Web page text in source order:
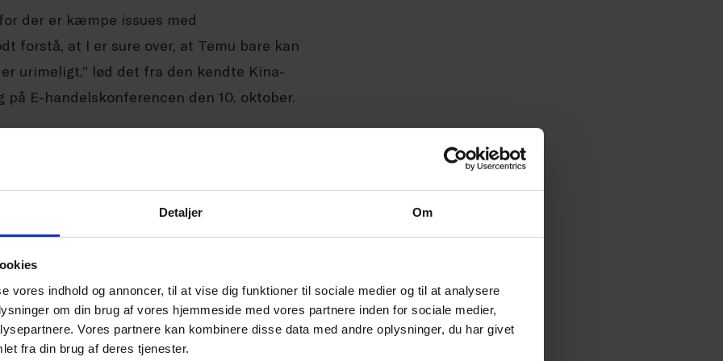
Detaljer Om
vores indhold og annoncer, til at vise dig funktioner til sociale medier og til at analysere
om din brug af vores hjemmeside med vores partnere inden for sociale medier,
Vores partnere kan kombinere disse data med andre oplysninger, du har givet
fra din brug af deres tjenester.
der er kæmpe issues med
forstå, at I er sure over, at Temu bare kan
urimeligt,” lød det fra den kendte Kina-
E-handelskonferencen den 10. oktober.
bliver nødt til også at lære af Temu og
marked med 1,2 milliarder mennesker
vestlige virksomheder, til at være
og introducerer nye løsninger. Hvis
og andre vestlige virksomheder vil udvikle
Derfor skal du også kigge imod de
tendenser, som du bruge i den